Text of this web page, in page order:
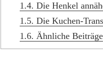
1.4. Die Henkel
1.5. Die Kuchen-
1.6. Ähnliche Beiträge